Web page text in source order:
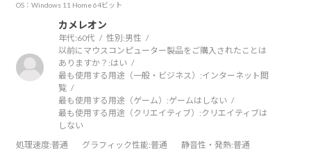
OS：Windows 11 Home 64ビット
カメレオン
年代:60代 性別:男性
以前にマウスコンピューター製品をご購入されたことは
ありますか？:はい
最も使用する用途（一般・ビジネス）:インターネット閲
覧
最も使用する用途（ゲーム）:ゲームはしない
最も使用する用途（クリエイティブ）:クリエイティブは
しない
処理速度:普通 グラフィック性能:普通 静音性・発熱:普通